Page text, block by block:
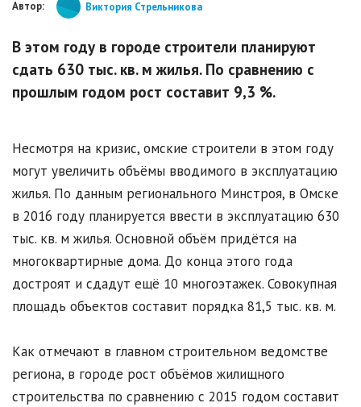
Автор: Виктория Стрельникова
В этом году в городе строители планируют
сдать 630 тыс. кв. м жилья. По сравнению с
прошлым годом рост составит 9,3 %.
Несмотря на кризис, омские строители в этом году
могут увеличить объёмы вводимого в эксплуатацию
жилья. По данным регионального Минстроя, в Омске
в 2016 году планируется ввести в эксплуатацию 630
тыс. кв. м жилья. Основной объём придётся на
многоквартирные дома. До конца этого года
достроят и сдадут ещё 10 многоэтажек. Совокупная
площадь объектов составит порядка 81,5 тыс. кв. м.
Как отмечают в главном строительном ведомстве
региона, в городе рост объёмов жилищного
строительства по сравнению с 2015 годом составит